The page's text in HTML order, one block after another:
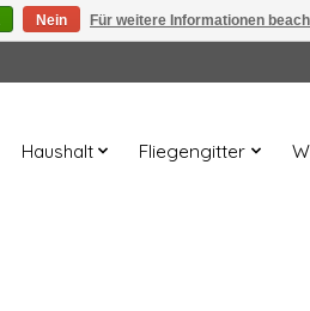
Haushalt Fliegengitter
Nein Für weitere Informationen